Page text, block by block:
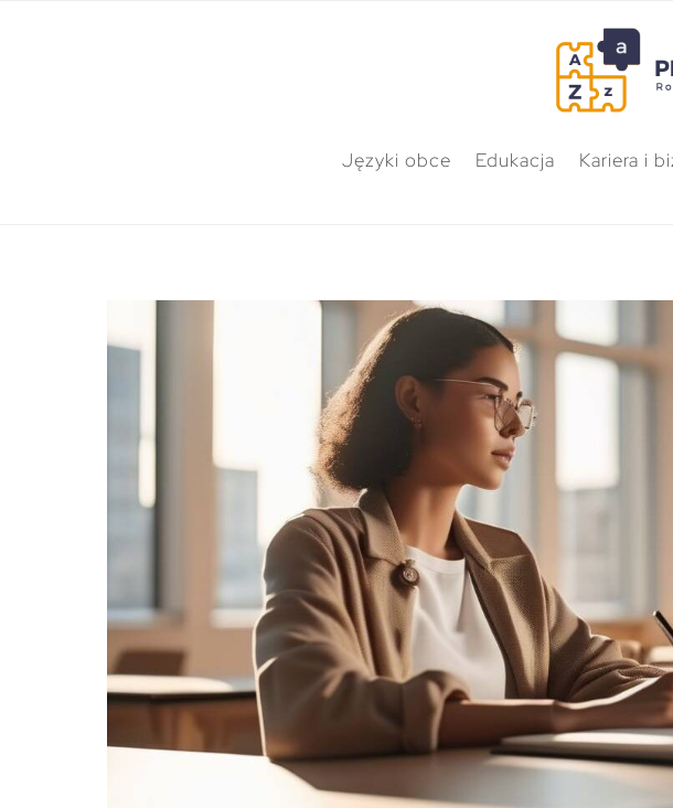
Języki obce Edukacja Kariera i